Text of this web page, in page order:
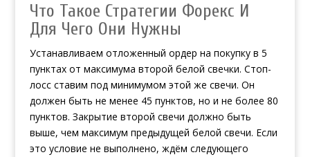
Что Такое Стратегии Форекс И
Для Чего Они Нужны
Устанавливаем отложенный ордер на покупку в 5
пунктах от максимума второй белой свечки. Стоп-
лосс ставим под минимумом этой же свечи. Он
должен быть не менее 45 пунктов, но и не более 80
пунктов. Закрытие второй свечи должно быть
выше, чем максимум предыдущей белой свечи. Если
это условие не выполнено, ждём следующего